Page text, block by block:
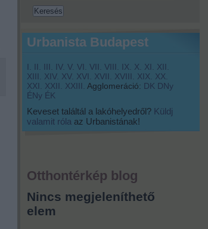
Urbanista Budapest
I. II. III. IV. V. VI. VII. VIII. IX. X. XI.
XII.
XIII.
XIV. XV. XVI. XVII. XVIII. XIX.
XX.
XXI.
XXII. XXIII. Agglomeráció: DK DNy
ÉNy ÉK
Keveset találtál a lakóhelyedről? Küldj
valamit róla az Urbanistának!
Otthontérkép blog
Nincs megjeleníthető
elem